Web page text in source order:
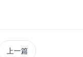
上一篇